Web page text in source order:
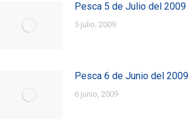
Pesca 5 de Julio del 2009
5 julio, 2009
Pesca 6 de Junio del 2009
6 junio, 2009